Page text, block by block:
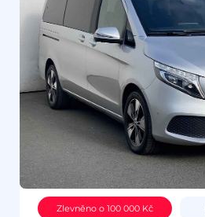
Zlevněno o 100 000 Kč